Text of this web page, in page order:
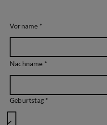
Vorname *
Nachname *
Geburtstag *